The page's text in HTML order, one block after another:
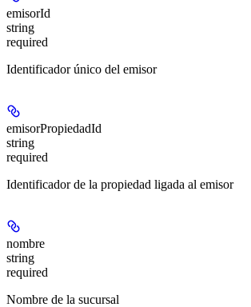
emisorId
string
required
Identificador único del emisor
emisorPropiedadId
string
required
Identificador de la propiedad ligada al emisor
nombre
string
required
Nombre de la sucursal